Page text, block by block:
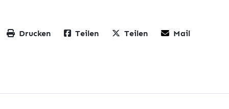
Drucken Teilen Teilen Mail